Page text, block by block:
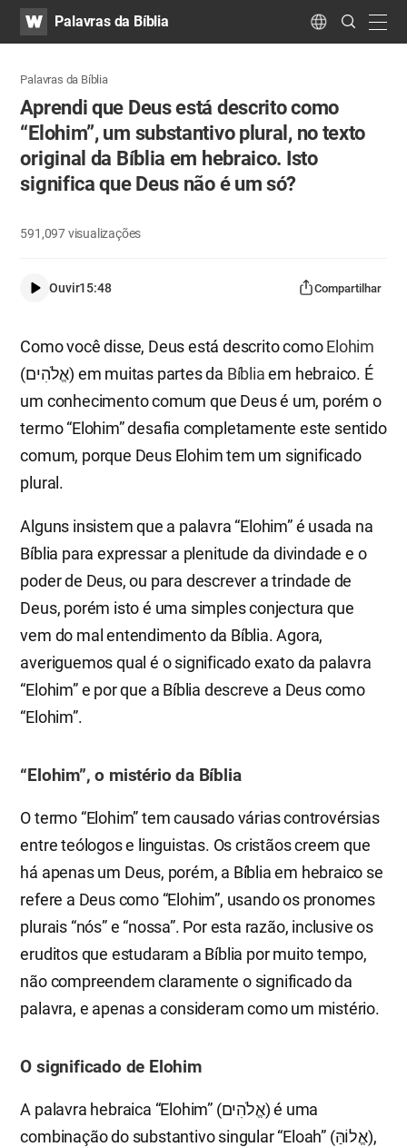
WATVPalavras da Bíblia Language
Search
Submit
Palavras da Bíblia
Aprendi que Deus está descrito como
“Elohim”, um substantivo plural, no texto
original da Bíblia em hebraico. Isto
significa que Deus não é um só?
591,097visualizações
Ouvir15:48 Compartilhar
Como você disse, Deus está descrito comoElohim
(אֱלֹהִים) em muitas partes da Bíbliaem hebraico. É
um conhecimento comum que Deus é um, porém o
termo “Elohim” desafia completamente este sentido
comum, porque Deus Elohim tem um significado
plural.
Alguns insistem que a palavra “Elohim” é usada na
Bíblia para expressar a plenitude da divindade e o
poder de Deus, ou para descrever a trindade de
Deus, porém isto é uma simples conjectura que
vem do mal entendimento da Bíblia. Agora,
averiguemos qual é o significado exato da palavra
“Elohim” e por que a Bíblia descreve a Deus como
“Elohim”.
“Elohim”, o mistério da Bíblia
O termo “Elohim” tem causado várias controvérsias
entre teólogos e linguistas. Os cristãos creem que
há apenas um Deus, porém, a Bíblia em hebraico se
refere a Deus como “Elohim”, usando os pronomes
plurais “nós” e “nossa”. Por esta razão, inclusive os
eruditos que estudaram a Bíblia por muito tempo,
não compreendem claramente o significado da
palavra, e apenas a consideram como um mistério.
O significado de Elohim
A palavra hebraica “Elohim” (אֱלֹהִים) é uma
combinação do substantivo singular “Eloah” (אֱלוֹהַּ),